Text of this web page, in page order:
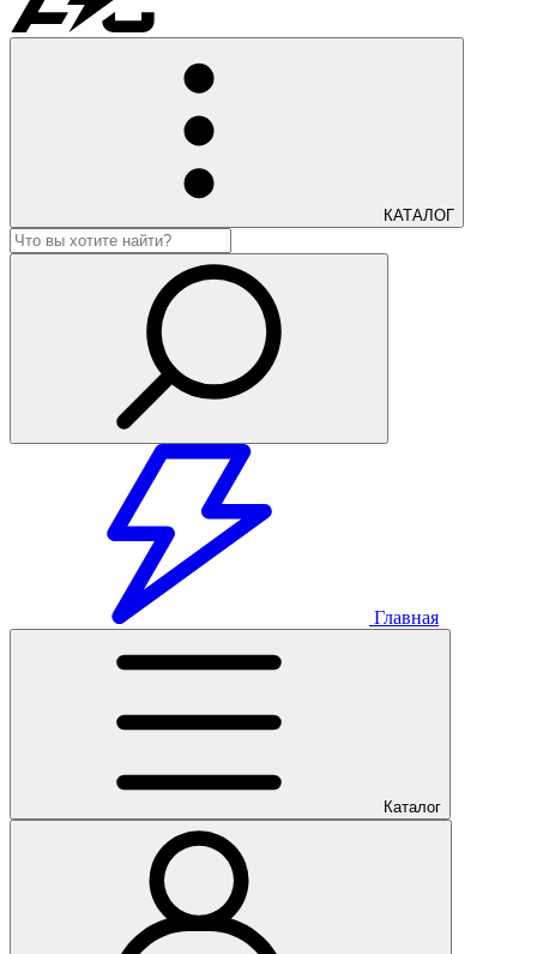
КАТАЛОГ
Главная
Каталог